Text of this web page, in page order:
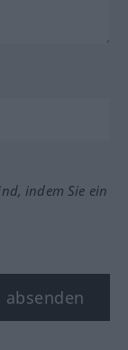
indem Sie ein
absenden